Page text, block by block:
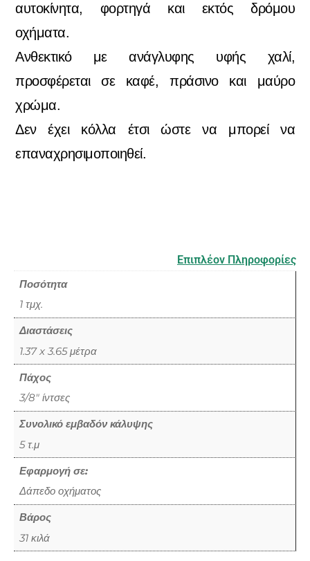
αυτοκίνητα, φορτηγά και εκτός δρόμου
οχήματα.
Ανθεκτικό με ανάγλυφης υφής χαλί,
προσφέρεται σε καφέ, πράσινο και μαύρο
χρώμα.
Δεν έχει κόλλα έτσι ώστε να μπορεί να
επαναχρησιμοποιηθεί.
Επιπλέον Πληροφορίες
Ποσότητα
1 τμχ.
Διαστάσεις
1.37 x 3.65 μέτρα
Πάχος
3/8" ίντσες
Συνολικό εμβαδόν κάλυψης
5 τ.μ
Εφαρμογή σε:
Δάπεδο οχήματος
Βάρος
31 κιλά